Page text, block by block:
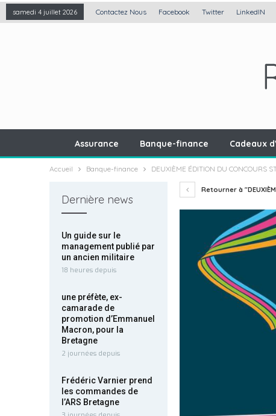
samedi 4 juillet 2026 Contactez Nous Facebook Twitter LinkedIN
Assurance Banque-finance Cadeaux
Accueil Banque-finance DEUXIÈME ÉDITION DU CONCOURS
Retourner à
Dernière news
Un guide sur le
management publié par
un ancien militaire
18 heures depuis
une préfète, ex-
camarade de
promotion d’Emmanuel
Macron, pour la
Bretagne
2 journées depuis
Frédéric Varnier prend
les commandes de
l’ARS Bretagne